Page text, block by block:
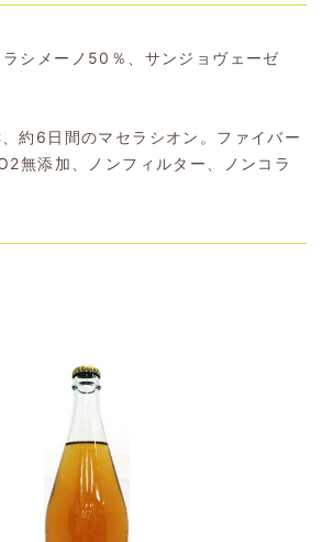
シメーノ50％、サンジョヴェーゼ
約6日間のマセラシオン。ファイバー
無添加、ノンフィルター、ノンコラ